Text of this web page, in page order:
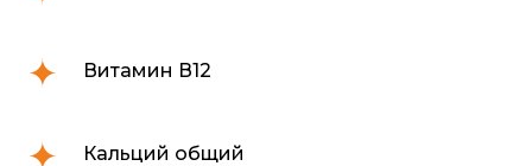
Витамин В12
Кальций общий